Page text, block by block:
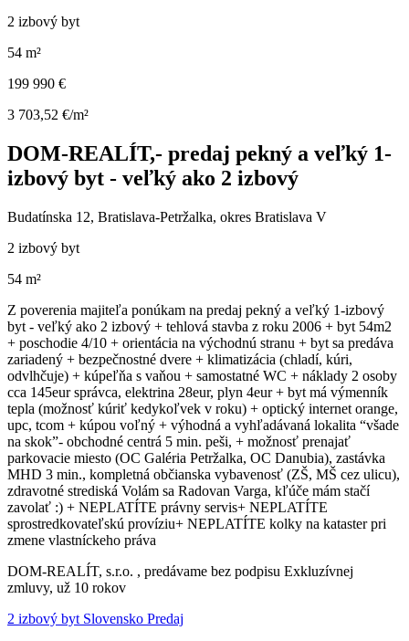
2 izbový byt
54 m²
199 990 €
3 703,52 €/m²
DOM-REALÍT,- predaj pekný a veľký 1-
izbový byt - veľký ako 2 izbový
Budatínska 12, Bratislava-Petržalka, okres Bratislava V
2 izbový byt
54 m²
Z poverenia majiteľa ponúkam na predaj pekný a veľký 1-izbový
byt - veľký ako 2 izbový + tehlová stavba z roku 2006 + byt 54m2
+ poschodie 4/10 + orientácia na východnú stranu + byt sa predáva
zariadený + bezpečnostné dvere + klimatizácia (chladí, kúri,
odvlhčuje) + kúpeľňa s vaňou + samostatné WC + náklady 2 osoby
cca 145eur správca, elektrina 28eur, plyn 4eur + byt má výmenník
tepla (možnosť kúriť kedykoľvek v roku) + optický internet orange,
upc, tcom + kúpou voľný + výhodná a vyhľadávaná lokalita “všade
na skok”- obchodné centrá 5 min. peši, + možnosť prenajať
parkovacie miesto (OC Galéria Petržalka, OC Danubia), zastávka
MHD 3 min., kompletná občianska vybavenosť (ZŠ, MŠ cez ulicu),
zdravotné strediská Volám sa Radovan Varga, kľúče mám stačí
zavolať :) + NEPLATÍTE právny servis+ NEPLATÍTE
sprostredkovateľskú províziu+ NEPLATÍTE kolky na kataster pri
zmene vlastníckeho práva
DOM-REALÍT, s.r.o. , predávame bez podpisu Exkluzívnej
zmluvy, už 10 rokov
2 izbový byt Slovensko Predaj